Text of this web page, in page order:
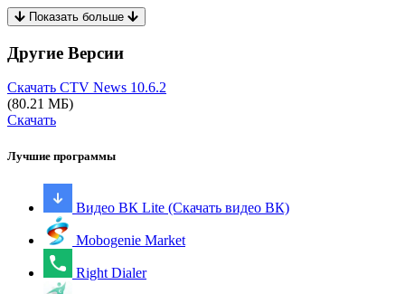
Показать больше
Другие Версии
Скачать CTV News 10.6.2
(80.21 МБ)
Скачать
Лучшие программы
Видео ВК Lite (Скачать видео ВК)
Mobogenie Market
Right Dialer